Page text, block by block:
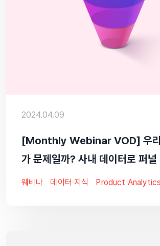
2024.04.09
[Monthly Webinar VOD] 우리
가 문제일까? 사내 데이터로 퍼널
웨비나 데이터 지식 Product Analytics